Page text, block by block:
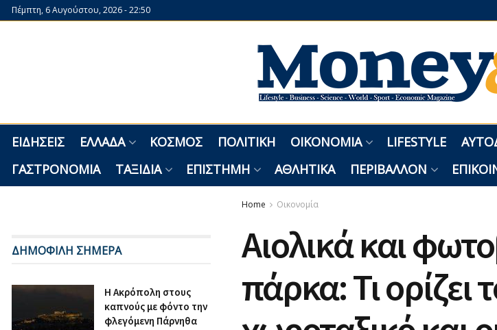
Πέμπτη, 6 Αυγούστου, 2026 - 22:50
ΕΙΔΉΣΕΙΣ ΕΛΛΆΔΑ ΚΌΣΜΟΣ ΠΟΛΙΤΙΚΉ ΟΙΚΟΝΟΜΊΑ LIFESTYLE
ΓΑΣΤΡΟΝΟΜΊΑ
ΤΑΞΊΔΙΑ ΕΠΙΣΤΉΜΗ ΑΘΛΗΤΙΚΆ ΠΕΡΙΒΆΛΛΟΝ
Home Οικονομία
Αιολικά και
πάρκα: Τι ορίζει
ΔΗΜΟΦΙΛΗ ΣΗΜΕΡΑ
Η Ακρόπολη στους
καπνούς με φόντο την
φλεγόμενη Πάρνηθα